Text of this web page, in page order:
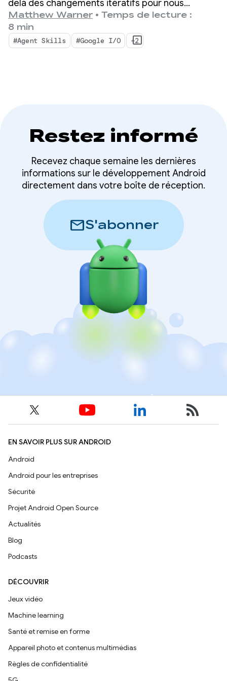
pour les développeurs
Android
delà des changements itératifs pour nous
orienter vers une évolution fondamentale de la
façon dont les applications sont conçues. Nos
tout nouveaux outils sont conçus pour l'ère
agentique. Ils incluent des fonctionnalités qui
Matthew Warner • Temps de lecture :
8 min
#Agent Skills #Google I/O +2
Restez informé
Recevez chaque semaine les dernières
informations sur le développement Android
directement dans votre boîte de réception.
mailS'abonner
EN SAVOIR PLUS SUR ANDROID
Android
Android pour les entreprises
Sécurité
Projet Android Open Source
Actualités
Blog
Podcasts
DÉCOUVRIR
Jeux vidéo
Machine learning
Santé et remise en forme
Appareil photo et contenus multimédias
Règles de confidentialité